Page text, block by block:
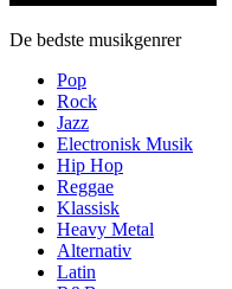
De bedste musikgenrer
Pop
Rock
Jazz
Electronisk Musik
Hip Hop
Reggae
Klassisk
Heavy Metal
Alternativ
Latin